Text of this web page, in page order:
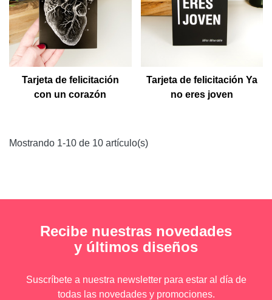
Tarjeta de felicitación
con un corazón
Tarjeta de felicitación Ya
no eres joven
Mostrando 1-10 de 10 artículo(s)
Recibe nuestras novedades
y últimos diseños
Suscríbete a nuestra newsletter para estar al día de
todas las novedades y promociones.